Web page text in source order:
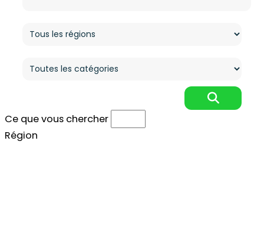
Ce que vous chercher
Région